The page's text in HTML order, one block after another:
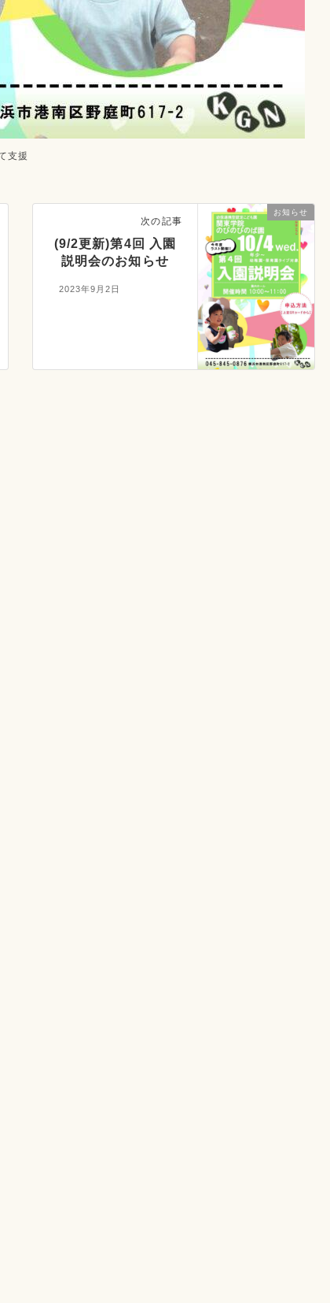
支援
お知らせ
次の記事
(9/2更新)第4回 入園
説明会のお知らせ
2023年9月2日